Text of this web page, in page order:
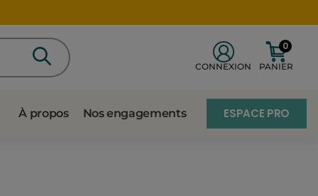
CONNEXION PANIER
0
À propos Nos engagements ESPACE PRO